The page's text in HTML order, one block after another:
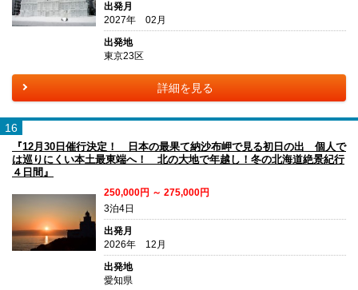
出発月
2027年 02月
出発地
東京23区
詳細を見る
16
『12月30日催行決定！ 日本の最果て納沙布岬で見る初日の出 個人で
は巡りにくい本土最東端へ！ 北の大地で年越し！冬の北海道絶景紀行
４日間』
250,000円 ～ 275,000円
3泊4日
出発月
2026年 12月
出発地
愛知県